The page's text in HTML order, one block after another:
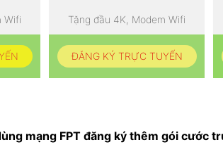
Wifi Tặng đầu 4K, Modem Wifi
ĐĂNG KÝ TRỰC TUYẾN
mạng FPT đăng ký thêm gói cước